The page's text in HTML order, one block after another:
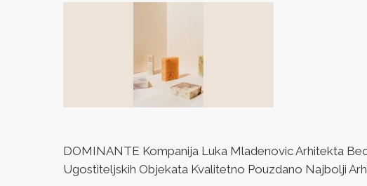
DOMINANTE Kompanija Luka Mladenovic Arhitekta
Ugostiteljskih Objekata Kvalitetno Pouzdano Najbolji